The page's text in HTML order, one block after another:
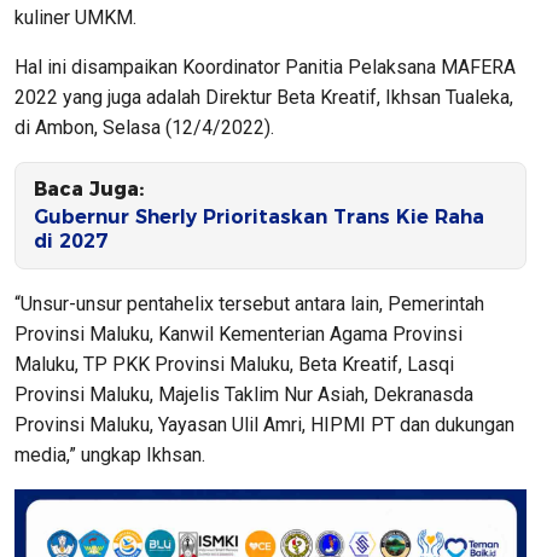
kuliner UMKM.
Hal ini disampaikan Koordinator Panitia Pelaksana MAFERA
2022 yang juga adalah Direktur Beta Kreatif, Ikhsan Tualeka,
di Ambon, Selasa (12/4/2022).
Baca Juga:
Gubernur Sherly Prioritaskan Trans Kie Raha
di 2027
“Unsur-unsur pentahelix tersebut antara lain, Pemerintah
Provinsi Maluku, Kanwil Kementerian Agama Provinsi
Maluku, TP PKK Provinsi Maluku, Beta Kreatif, Lasqi
Provinsi Maluku, Majelis Taklim Nur Asiah, Dekranasda
Provinsi Maluku, Yayasan Ulil Amri, HIPMI PT dan dukungan
media,” ungkap Ikhsan.